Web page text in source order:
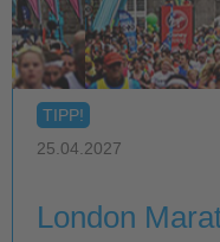
TIPP!
25.04.2027
London